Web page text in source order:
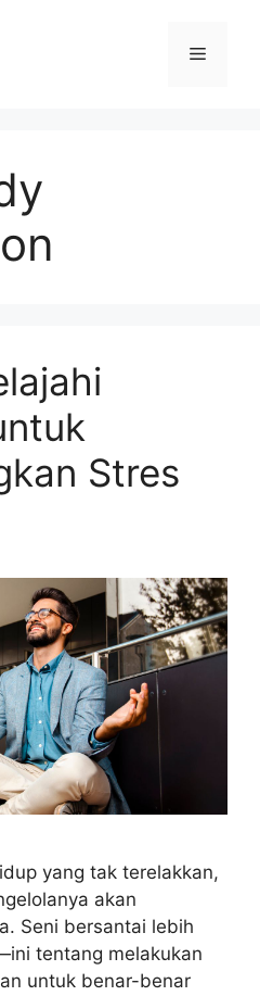
Menu
Stres
yang tak terelakkan,
akan
Seni bersantai lebih
tentang melakukan
untuk benar-benar